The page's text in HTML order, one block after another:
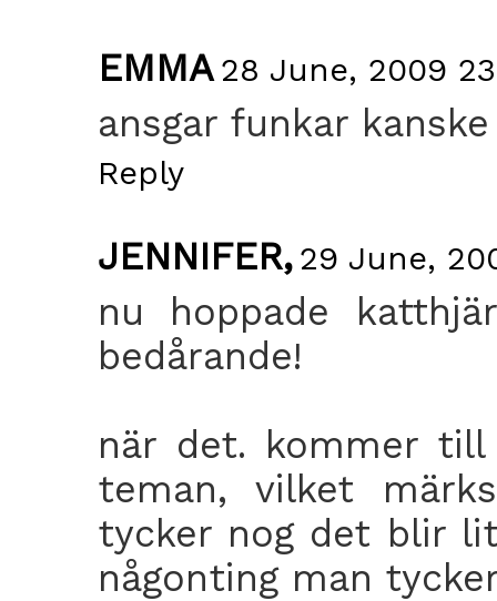
EMMA 28 June, 2009
ansgar funkar
Reply
JENNIFER, 29 June,
nu hoppade
bedårande!
när det. kommer
teman, vilket
tycker nog det blir
någonting man